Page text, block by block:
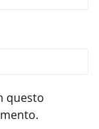
questo